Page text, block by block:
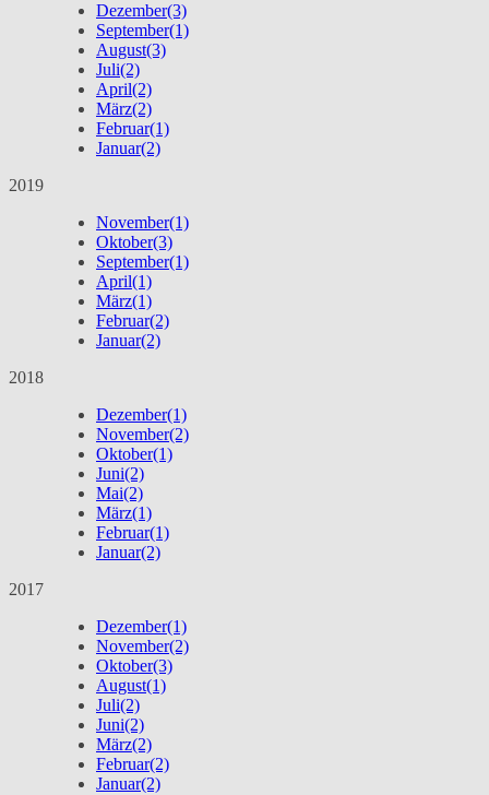
Dezember(3)
September(1)
August(3)
Juli(2)
April(2)
März(2)
Februar(1)
Januar(2)
2019
November(1)
Oktober(3)
September(1)
April(1)
März(1)
Februar(2)
Januar(2)
2018
Dezember(1)
November(2)
Oktober(1)
Juni(2)
Mai(2)
März(1)
Februar(1)
Januar(2)
2017
Dezember(1)
November(2)
Oktober(3)
August(1)
Juli(2)
Juni(2)
März(2)
Februar(2)
Januar(2)